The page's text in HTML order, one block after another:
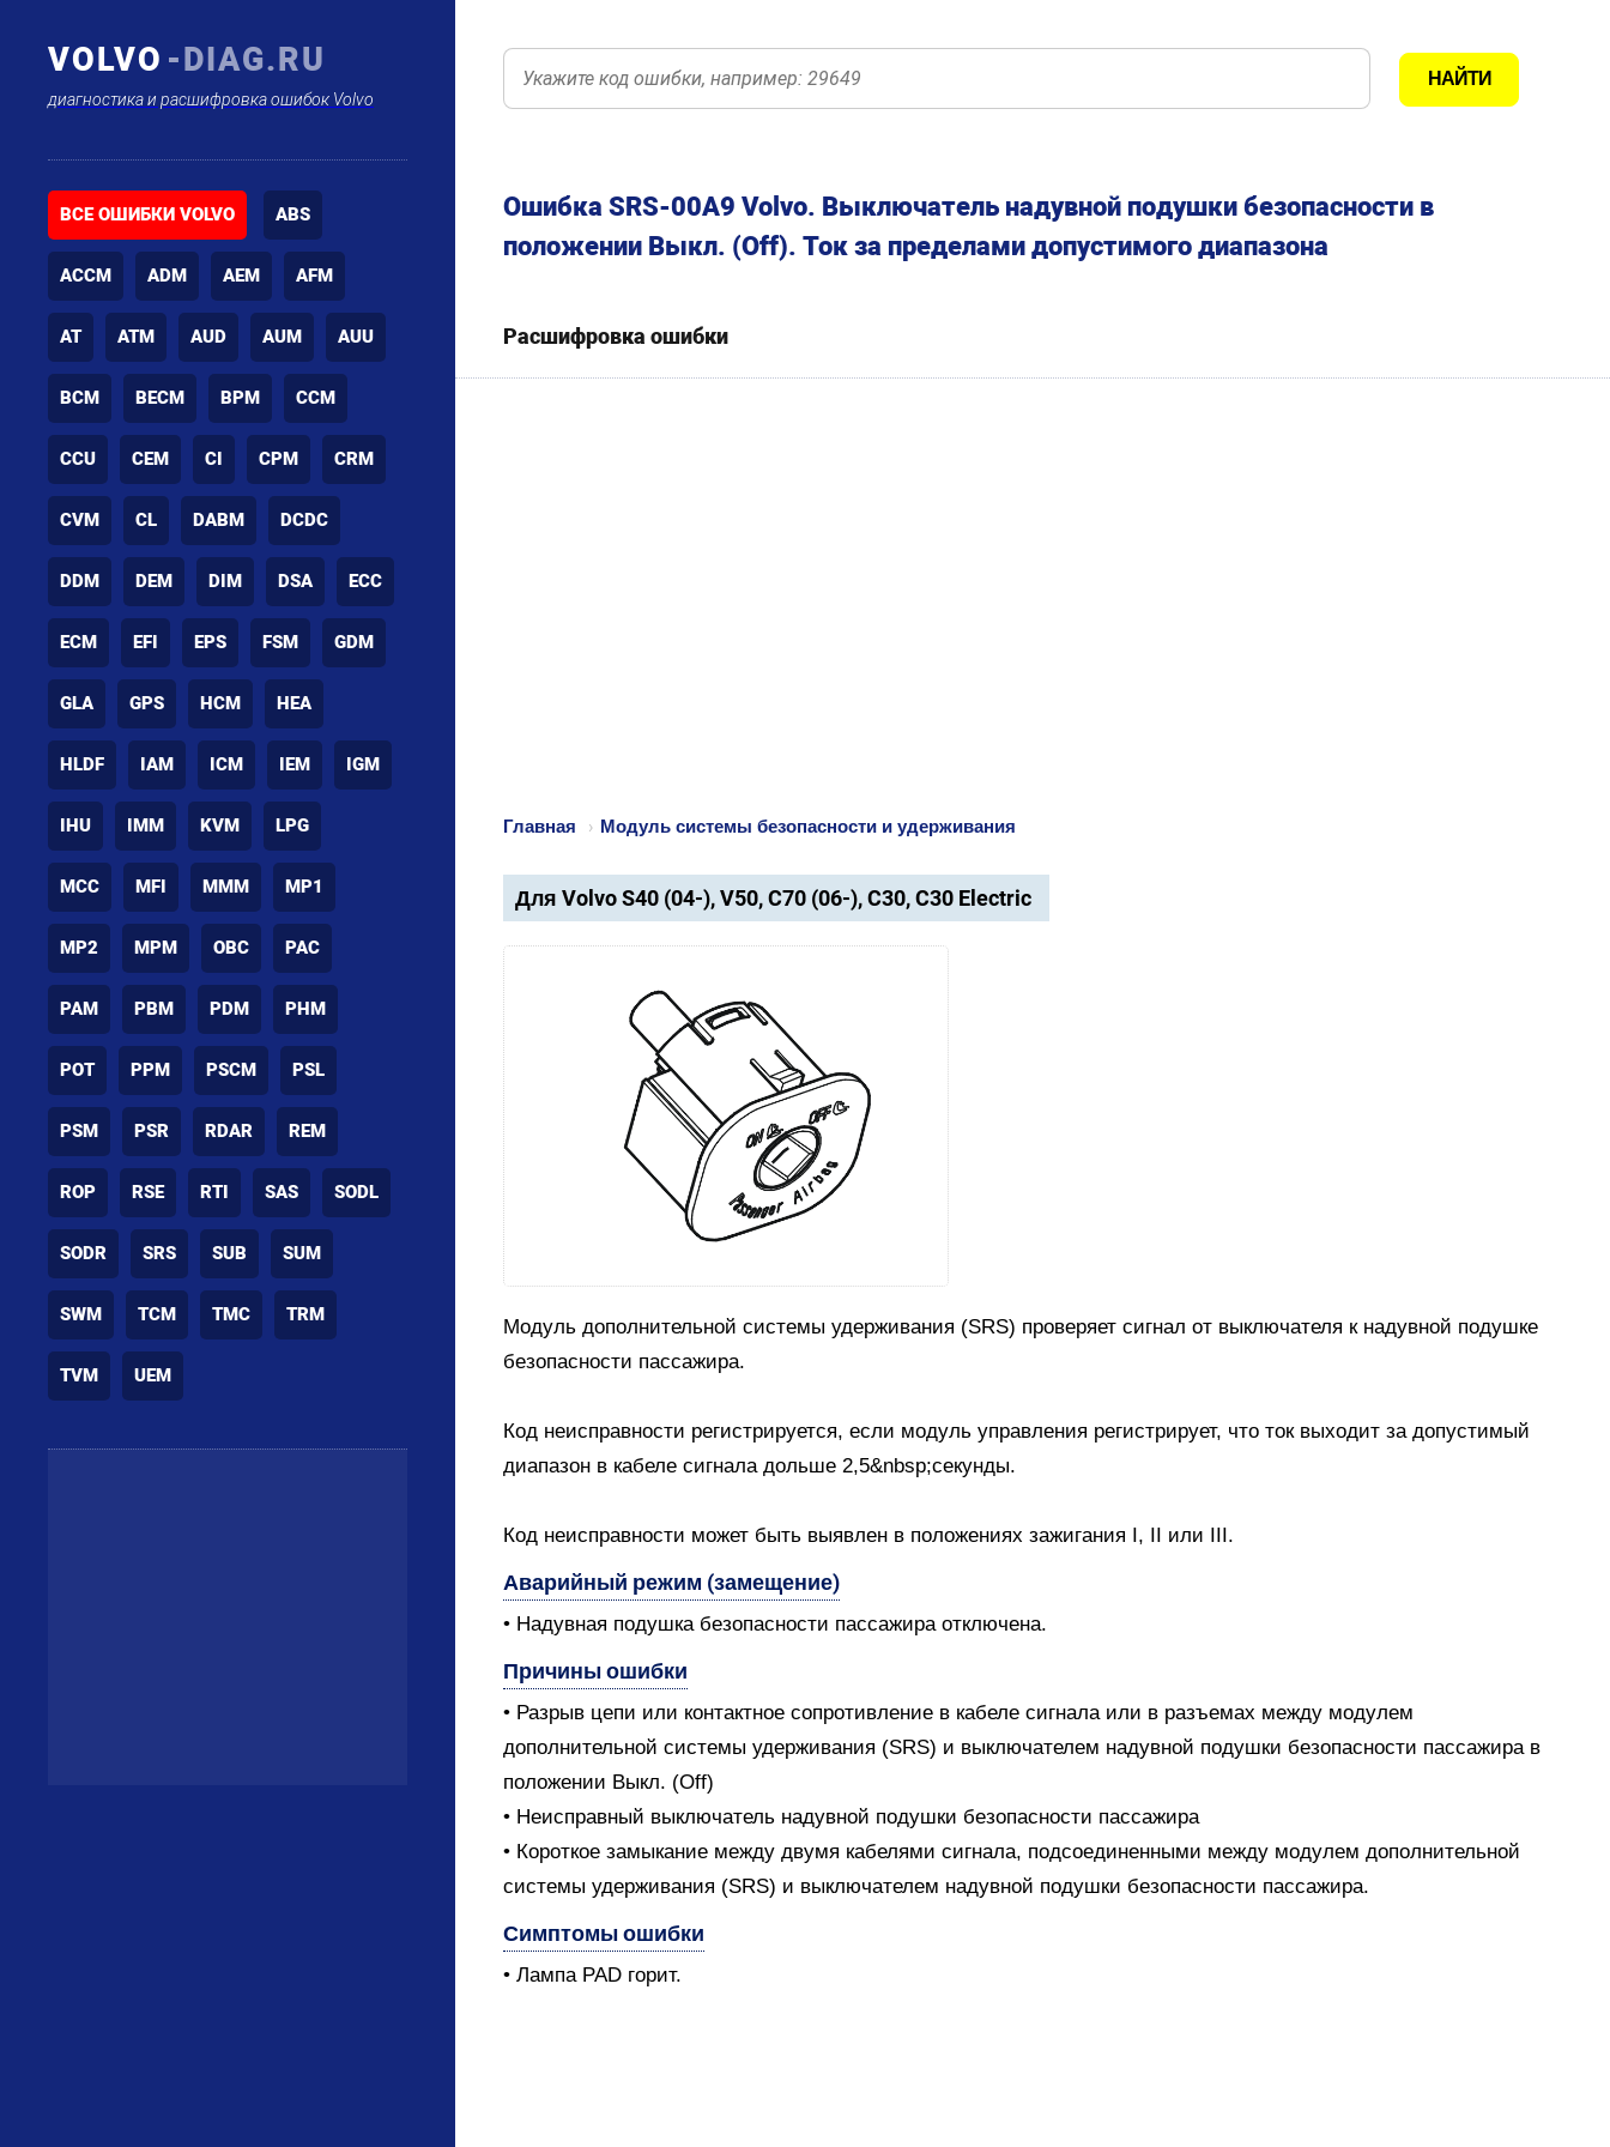
VOLVO -DIAG.RU
диагностика и расшифровка ошибок Volvo
ВСЕ ОШИБКИ VOLVO ABS
ACCM ADM AEM AFM
AT ATM AUD AUM AUU
BCM BECM BPM CCM
CCU CEM CI CPM CRM
CVM CL DABM DCDC
DDM DEM DIM DSA ECC
ECM EFI EPS FSM GDM
GLA GPS HCM HEA
HLDF IAM ICM IEM IGM
IHU IMM KVM LPG
MCC MFI MMM MP1
MP2 MPM OBC PAC
PAM PBM PDM PHM
POT PPM PSCM PSL
PSM PSR RDAR REM
ROP RSE RTI SAS SODL
SODR SRS SUB SUM
SWM TCM TMC TRM
TVM UEM
Ошибка SRS-00A9 Volvo. Выключатель надувной подушки безопасности в
положении Выкл. (Off). Ток за пределами допустимого диапазона
Расшифровка ошибки
Главная › Модуль системы безопасности и удерживания
Для Volvo S40 (04-), V50, C70 (06-), C30, C30 Electric
Модуль дополнительной системы удерживания (SRS) проверяет сигнал от выключателя к надувной подушке
безопасности пассажира.
Код неисправности регистрируется, если модуль управления регистрирует, что ток выходит за допустимый
диапазон в кабеле сигнала дольше 2,5&nbsp;секунды.
Код неисправности может быть выявлен в положениях зажигания I, II или III.
Аварийный режим (замещение)
• Надувная подушка безопасности пассажира отключена.
Причины ошибки
• Разрыв цепи или контактное сопротивление в кабеле сигнала или в разъемах между модулем
дополнительной системы удерживания (SRS) и выключателем надувной подушки безопасности пассажира в
положении Выкл. (Off)
• Неисправный выключатель надувной подушки безопасности пассажира
• Короткое замыкание между двумя кабелями сигнала, подсоединенными между модулем дополнительной
системы удерживания (SRS) и выключателем надувной подушки безопасности пассажира.
Симптомы ошибки
• Лампа PAD горит.